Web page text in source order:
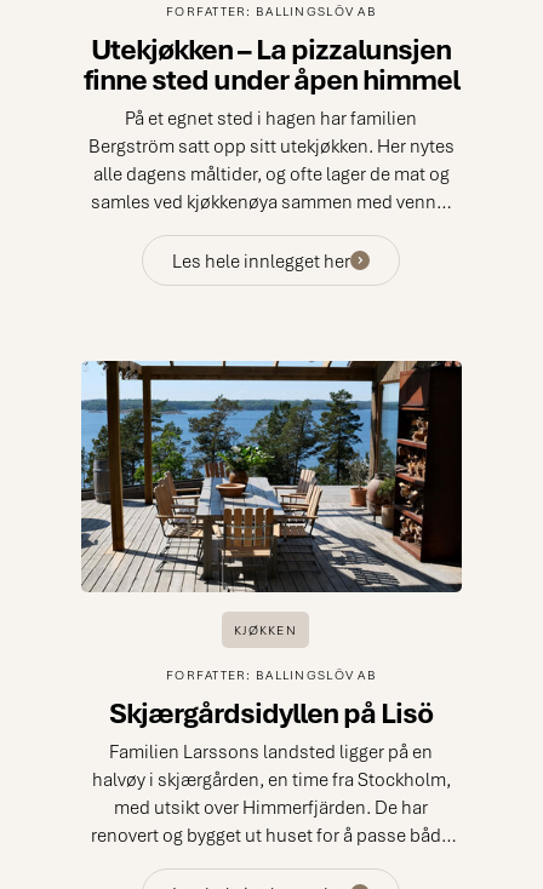
FORFATTER: BALLINGSLÖV AB
Utekjøkken – La pizzalunsjen
finne sted under åpen himmel
På et egnet sted i hagen har familien
Bergström satt opp sitt utekjøkken. Her nytes
alle dagens måltider, og ofte lager de mat og
samles ved kjøkkenøya sammen med venner
Les hele innlegget her
KJØKKEN
FORFATTER: BALLINGSLÖV AB
Skjærgårdsidyllen på Lisö
Familien Larssons landsted ligger på en
halvøy i skjærgården, en time fra Stockholm,
med utsikt over Himmerfjärden. De har
renovert og bygget ut huset for å passe både